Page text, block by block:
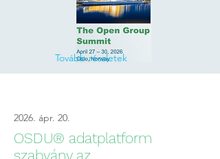
Tovább részletek
2026. ápr. 20.
OSDU® adatplatform
szabvány az